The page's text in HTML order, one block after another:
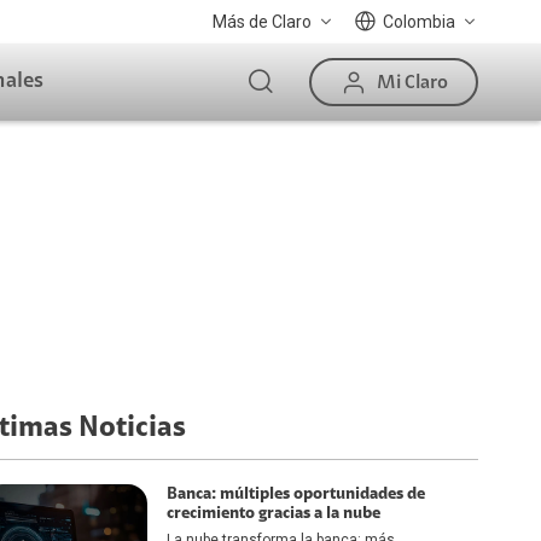
Más de Claro Colombia
Mi Claro
Noticias
Banca: múltiples oportunidades de
crecimiento gracias a la nube